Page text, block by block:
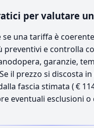
per valutare
se una tariffa è
e controlla
garanzie,
il prezzo si discosta
fascia stimata ( €
eventuali esclusioni o